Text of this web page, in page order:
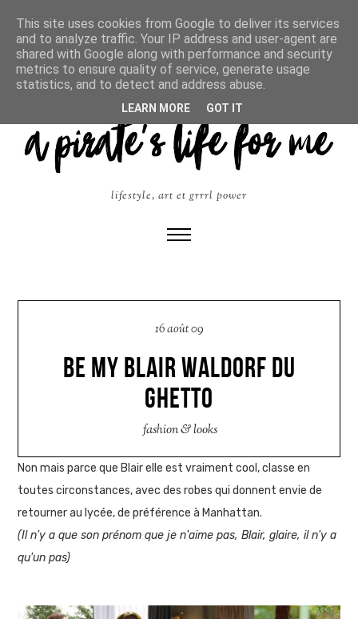
lifestyle, art et grrrl power
16 août 09
BE MY BLAIR WALDORF DU
GHETTO
fashion & looks
Non mais parce que Blair elle est vraiment cool, classe en
toutes circonstances, avec des robes qui donnent envie de
retourner au lycée, de préférence à Manhattan.
(Il n'y a que son prénom que je n'aime pas, Blair, glaire, il n'y a
qu'un pas)
This site uses cookies from Google to deliver its services
and to analyze traffic. Your IP address and user-agent are
shared with Google along with performance and security
metrics to ensure quality of service, generate usage
statistics, and to detect and address abuse.
LEARN MORE GOT IT